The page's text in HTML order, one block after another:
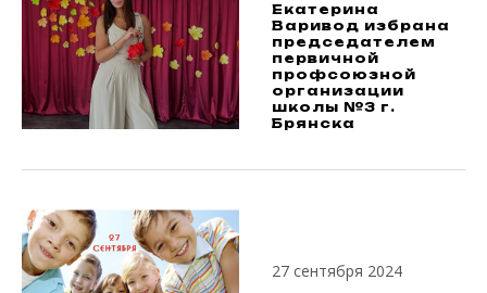
Екатерина
Варивод избрана
председателем
первичной
профсоюзной
организации
школы №3 г.
Брянска
27 сентября 2024